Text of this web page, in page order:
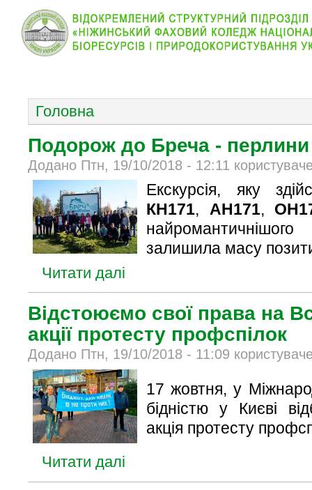
Головна
Подорож до Бреча - перлини
Додано Птн, 19/10/2018 - 12:11
Екскурсія, яку
КН171, АН171,
залишила масу
Читати далі
Відстоюємо свої права на
акції протесту профспілок
Додано Птн, 19/10/2018 - 11:09
17 жовтня, у
бідністю у Києві
акція протесту
Читати далі